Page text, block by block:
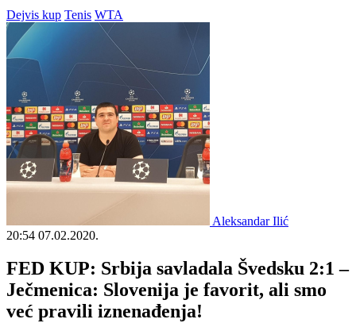
Dejvis kup Tenis WTA
Aleksandar Ilić
20:54 07.02.2020.
FED KUP: Srbija savladala Švedsku 2:1 –
Ječmenica: Slovenija je favorit, ali smo
već pravili iznenađenja!